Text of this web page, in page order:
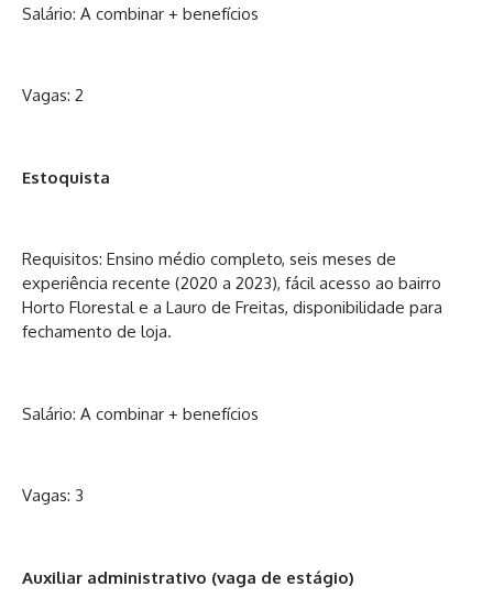
Salário: A combinar + benefícios
Vagas: 2
Estoquista
Requisitos: Ensino médio completo, seis meses de
experiência recente (2020 a 2023), fácil acesso ao bairro
Horto Florestal e a Lauro de Freitas, disponibilidade para
fechamento de loja.
Salário: A combinar + benefícios
Vagas: 3
Auxiliar administrativo (vaga de estágio)